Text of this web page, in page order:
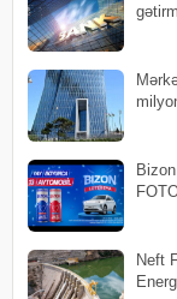
Neft